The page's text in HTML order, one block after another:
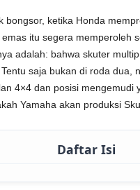
bongsor, ketika Honda
itu segera memperoleh
adalah: bahwa skuter
saja bukan di roda dua,
4×4 dan posisi mengemudi
Yamaha akan produksi
Daftar Isi